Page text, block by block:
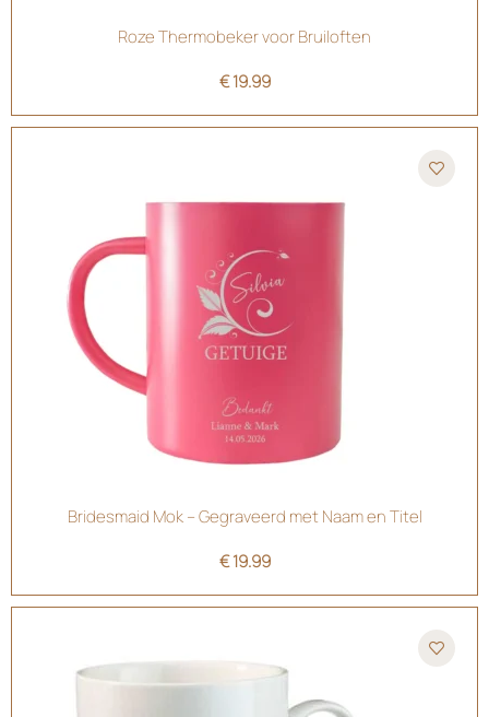
Roze Thermobeker voor Bruiloften
€19.99
Bridesmaid Mok – Gegraveerd met Naam en Titel
€19.99